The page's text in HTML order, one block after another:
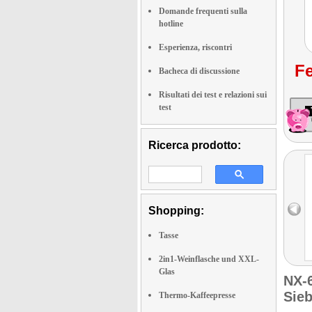
Domande frequenti sulla
hotline
Esperienza, riscontri
Bacheca di discussione
Risultati dei test e relazioni sui
test
Ricerca prodotto:
Shopping:
Tasse
2in1-Weinflasche und XXL-
Glas
Thermo-Kaffeepresse
NX-
Sieb